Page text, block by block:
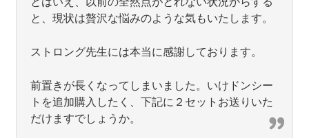
と、現状は贅沢な悩みのような気もいたします。
ストロング先生には本当に感謝しております。
前置きが長くなってしまいました。いけドンシー
トを追加購入したく、下記に２セットお送りいた
だけますでしょうか。